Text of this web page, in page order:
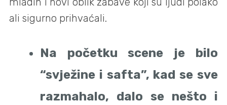
ali sigurno prihvaćali.
Na početku scene je bilo
“svježine i safta”, kad se sve
razmahalo, dalo se nešto i